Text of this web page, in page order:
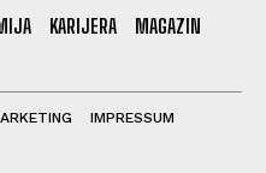
KARIJERA
MAGAZIN
IMPRESSUM